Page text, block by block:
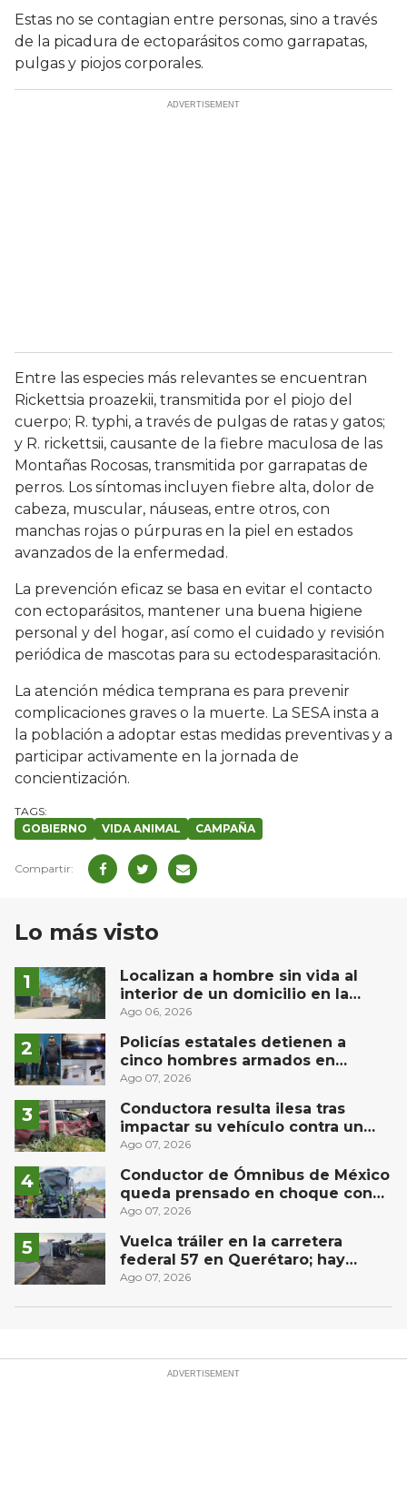
Estas no se contagian entre personas, sino a través
de la picadura de ectoparásitos como garrapatas,
pulgas y piojos corporales.
Entre las especies más relevantes se encuentran
Rickettsia proazekii, transmitida por el piojo del
cuerpo; R. typhi, a través de pulgas de ratas y gatos;
y R. rickettsii, causante de la fiebre maculosa de las
Montañas Rocosas, transmitida por garrapatas de
perros. Los síntomas incluyen fiebre alta, dolor de
cabeza, muscular, náuseas, entre otros, con
manchas rojas o púrpuras en la piel en estados
avanzados de la enfermedad.
La prevención eficaz se basa en evitar el contacto
con ectoparásitos, mantener una buena higiene
personal y del hogar, así como el cuidado y revisión
periódica de mascotas para su ectodesparasitación.
La atención médica temprana es para prevenir
complicaciones graves o la muerte. La SESA insta a
la población a adoptar estas medidas preventivas y a
participar activamente en la jornada de
concientización.
GOBIERNO VIDA ANIMAL CAMPAÑA
Lo más visto
Localizan a hombre sin vida al
interior de un domicilio en la
comunidad El Rodeo, San Juan del
Ago 06, 2026
Policías estatales detienen a
cinco hombres armados en
Puebla capital
Ago 07, 2026
Conductora resulta ilesa tras
impactar su vehículo contra un
muro en Huimilpan
Ago 07, 2026
Conductor de Ómnibus de México
queda prensado en choque con
materialista en San Juan del Río
Ago 07, 2026
Vuelca tráiler en la carretera
federal 57 en Querétaro; hay
derrame de combustible
Ago 07, 2026